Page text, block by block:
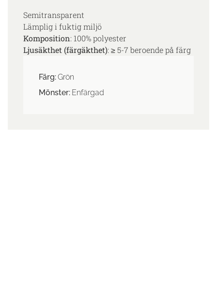
Semitransparent
Lämplig i fuktig miljö
Komposition: 100% polyester
Ljusäkthet (färgäkthet): ≥ 5-7 beroende på färg
Färg:Grön
Mönster: Enfärgad